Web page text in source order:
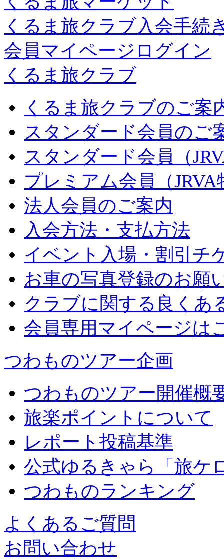
くるま旅クラブ入会手続
会員マイページログイン
くるま旅クラブ
くるま旅クラブのご案
スタンダード会員のご
スタンダード会員（
プレミアム会員（
法人会員のご案内
入会方法・支払方法
イベント入場・割引チ
お車の写真登録のお願
クラブに関する良くあ
会員専用マイページは
つわものツアー企画
つわものツアー開催概
旅楽ポイントについて
レポート投稿基準
公式ゆるきゃら「旅ケ
つわものランキング
よくあるご質問
お問い合わせ